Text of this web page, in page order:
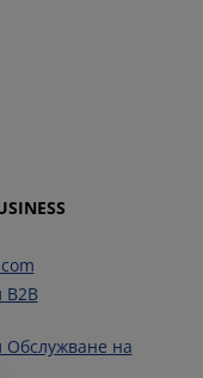
B2B
Обслужване на